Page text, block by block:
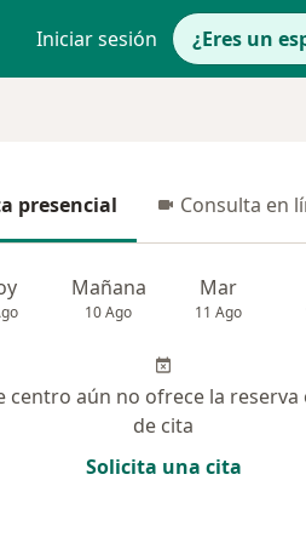
Iniciar sesión ¿Eres un
presencial Consulta en
Consulta en
Mañana
10 Ago
Mar
11 Ago
centro aún no ofrece la reserva
de cita
Solicita una cita